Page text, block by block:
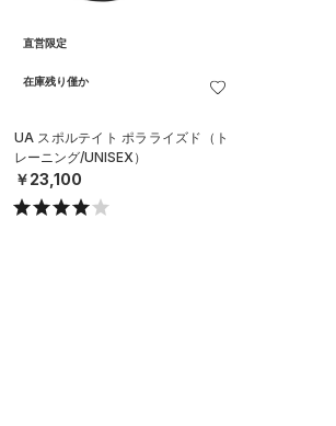
直営限定
在庫残り僅か
UA スポルテイト ポラライズド（ト
レーニング/UNISEX）
￥23,100